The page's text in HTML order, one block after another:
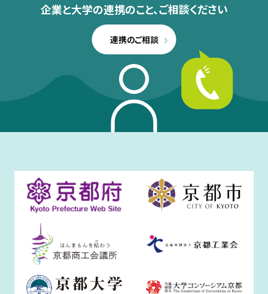
企業と大学の連携のこと、ご相談ください
連携のご相談